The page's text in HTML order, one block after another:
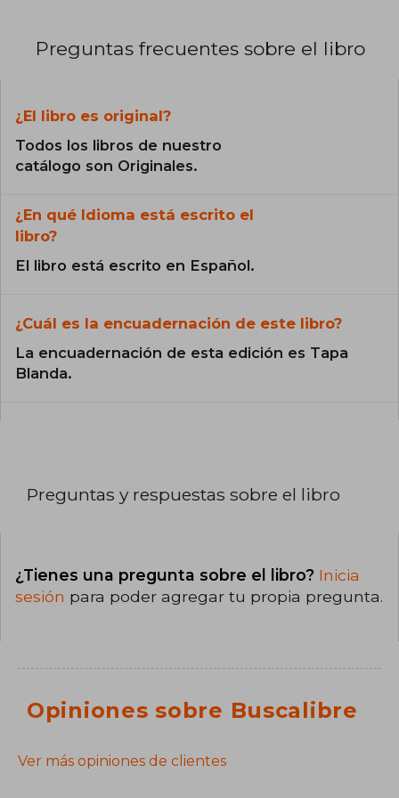
Preguntas frecuentes sobre el libro
¿El libro es original?
Todos los libros de nuestro
catálogo son Originales.
¿En qué Idioma está escrito el
libro?
El libro está escrito en Español.
¿Cuál es la encuadernación de este libro?
La encuadernación de esta edición es Tapa
Blanda.
Preguntas y respuestas sobre el libro
¿Tienes una pregunta sobre el libro? Inicia
sesión para poder agregar tu propia pregunta.
Opiniones sobre Buscalibre
Ver más opiniones de clientes